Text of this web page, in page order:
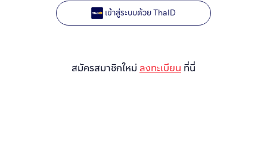
เข้าสู่ระบบด้วย ThaID
สมัครสมาชิกใหม่ ลงทะเบียน ที่นี่